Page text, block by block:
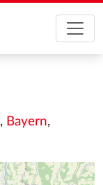
, Bayern,